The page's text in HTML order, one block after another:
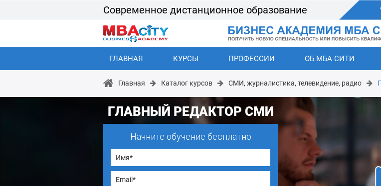
Современное дистанционное образование
ГЛАВНАЯ КУРСЫ ПРОФЕССИИ ОБ МБА СИТИ
Главная Каталог курсов СМИ, журналистика, телевидение, радио
ГЛАВНЫЙ РЕДАКТОР СМИ
Начните обучение бесплатно